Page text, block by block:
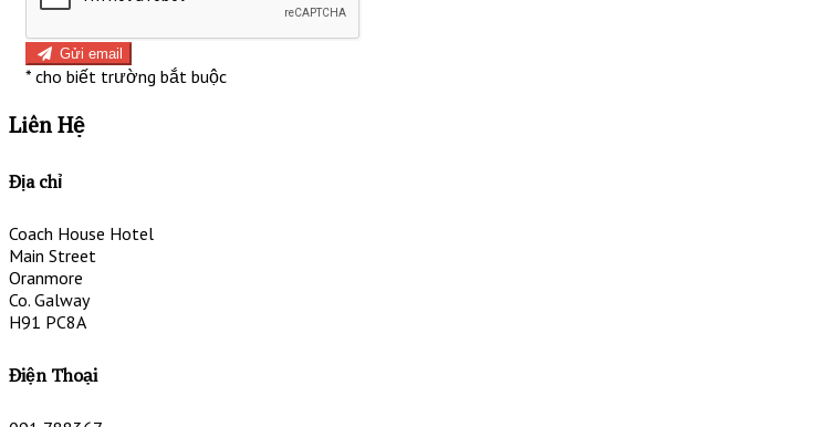
Gửi email
* cho biết trường bắt buộc
Liên Hệ
Địa chỉ
Coach House Hotel
Main Street
Oranmore
Co. Galway
H91 PC8A
Điện Thoại